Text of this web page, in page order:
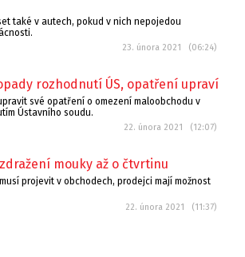
také v autech, pokud v nich nepojedou
23. února 2021 (06:24)
rozhodnutí ÚS, opatření upraví
své opatření o omezení maloobchodu v
Ústavního soudu.
22. února 2021 (12:07)
mouky až o čtvrtinu
projevit v obchodech, prodejci mají možnost
22. února 2021 (11:37)